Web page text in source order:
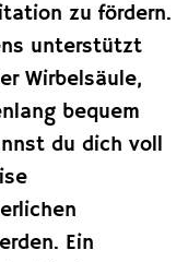
zu fördern.
unterstützt
Wirbelsäule,
bequem
du dich voll
Ein